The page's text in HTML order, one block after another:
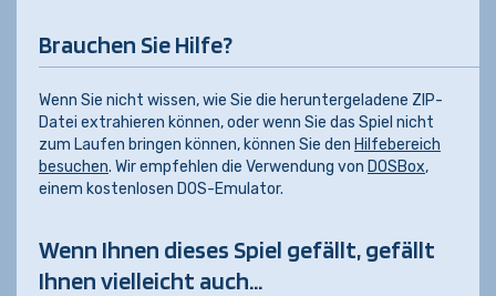
Brauchen Sie Hilfe?
Wenn Sie nicht wissen, wie Sie die heruntergeladene ZIP-
Datei extrahieren können, oder wenn Sie das Spiel nicht
zum Laufen bringen können, können Sie den Hilfebereich
besuchen. Wir empfehlen die Verwendung von DOSBox,
einem kostenlosen DOS-Emulator.
Wenn Ihnen dieses Spiel gefällt, gefällt
Ihnen vielleicht auch...